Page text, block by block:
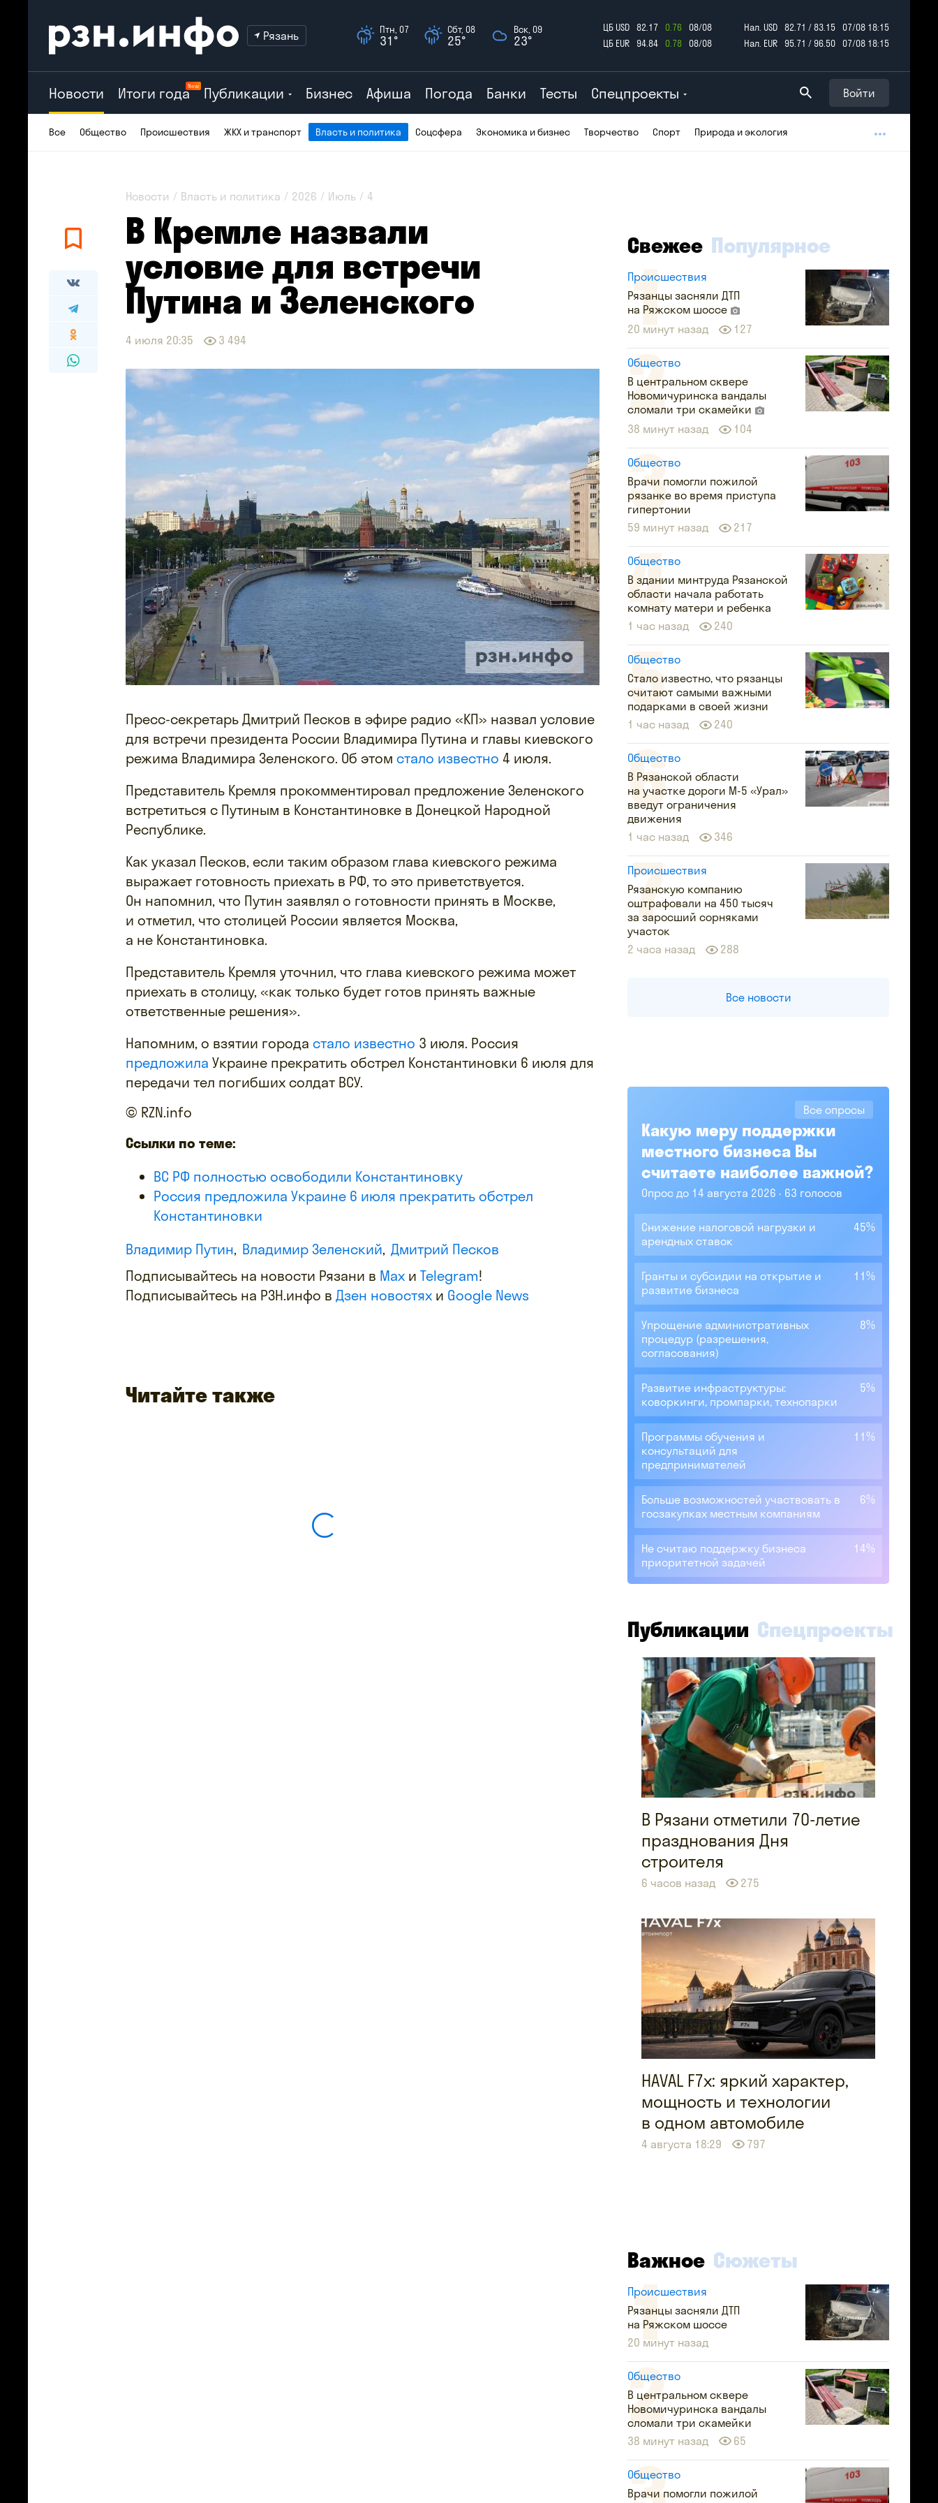
Рязань Птн, 07
31°
Сбт, 08
25°
Вск, 09
23°
ЦБ USD 82.17 0.76
08/08
ЦБ EUR
94.84 0.78 08/08
Нал. USD 82.71 / 83.15
07/08 18:15
Нал. EUR
95.71 / 96.50 07/08 18:15
Новости Итоги годаNew Публикации Бизнес Афиша Погода Банки Тесты Спецпроекты Войти
Все Общество Происшествия ЖКХ и транспорт Власть и политика Соцсфера Экономика и бизнес Творчество Спорт Природа и экология
Новости Власть и политика 2026 Июль 4
В Кремле назвали
условие для встречи
Путина и Зеленского
4 июля 20:35 3 494
Пресс-секретарь Дмитрий Песков в эфире радио «КП» назвал условие
для встречи президента России Владимира Путина и главы киевского
режима Владимира Зеленского. Об этом стало известно 4 июля.
Представитель Кремля прокомментировал предложение Зеленского
встретиться с Путиным в Константиновке в Донецкой Народной
Республике.
Как указал Песков, если таким образом глава киевского режима
выражает готовность приехать в РФ, то это приветствуется.
Он напомнил, что Путин заявлял о готовности принять в Москве,
и отметил, что столицей России является Москва,
а не Константиновка.
Представитель Кремля уточнил, что глава киевского режима может
приехать в столицу, «как только будет готов принять важные
ответственные решения».
Напомним, о взятии города стало известно 3 июля. Россия
предложила Украине прекратить обстрел Константиновки 6 июля для
передачи тел погибших солдат ВСУ.
© RZN.info
Ссылки по теме:
ВС РФ полностью освободили Константиновку
Россия предложила Украине 6 июля прекратить обстрел
Константиновки
Владимир Путин Владимир Зеленский Дмитрий Песков
Подписывайтесь на новости Рязани в Max и Telegram!
Подписывайтесь на РЗН.инфо в Дзен новостях и Google News
Читайте также
Свежее Популярное
Происшествия
Рязанцы засняли ДТП
на Ряжском шоссе
20 минут назад
127
Общество
В центральном сквере
Новомичуринска вандалы
сломали три скамейки
38 минут назад
104
Общество
Врачи помогли пожилой
рязанке во время приступа
гипертонии
59 минут назад
217
Общество
В здании минтруда Рязанской
области начала работать
комнату матери и ребенка
1 час назад
240
Общество
Стало известно, что рязанцы
считают самыми важными
подарками в своей жизни
1 час назад
240
Общество
В Рязанской области
на участке дороги М-5 «Урал»
введут ограничения
движения
1 час назад
346
Происшествия
Рязанскую компанию
оштрафовали на 450 тысяч
за заросший сорняками
участок
2 часа назад
288
Все новости
Все опросы
Какую меру поддержки
местного бизнеса Вы
считаете наиболее важной?
Опрос до 14 августа 2026 63 голосов
Снижение налоговой нагрузки и
арендных ставок
45%
Гранты и субсидии на открытие и
развитие бизнеса
11%
Упрощение административных
процедур (разрешения,
согласования)
8%
Развитие инфраструктуры:
коворкинги, промпарки, технопарки
5%
Программы обучения и
консультаций для
предпринимателей
11%
Больше возможностей участвовать в
госзакупках местным компаниям
6%
Не считаю поддержку бизнеса
приоритетной задачей
14%
Публикации Спецпроекты
В Рязани отметили 70-летие
празднования Дня
строителя
6 часов назад 275
HAVAL F7x: яркий характер,
мощность и технологии
в одном автомобиле
4 августа 18:29 797
Важное Сюжеты
Происшествия
Рязанцы засняли ДТП
на Ряжском шоссе
20 минут назад
Общество
В центральном сквере
Новомичуринска вандалы
сломали три скамейки
38 минут назад
65
Общество
Врачи помогли пожилой